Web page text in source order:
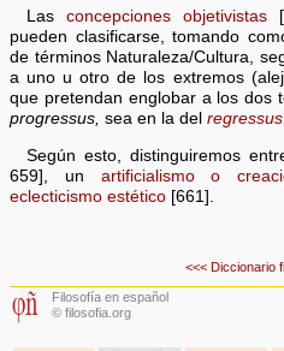
Las concepciones objetivistas
pueden clasificarse, tomando
de términos Naturaleza/Cultura,
a uno u otro de los extremos
que pretendan englobar a los dos
progressus, sea en la delregressus.
Según esto, distinguiremos
659], un artificialismo o
eclecticismo estético [661].
<<< Diccionario
Filosofía en español
© filosofia.org